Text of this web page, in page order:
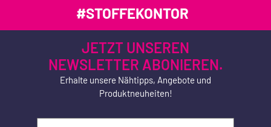
#STOFFEKONTOR
JETZT UNSEREN
NEWSLETTER ABONIEREN.
Erhalte unsere Nähtipps, Angebote und
Produktneuheiten!